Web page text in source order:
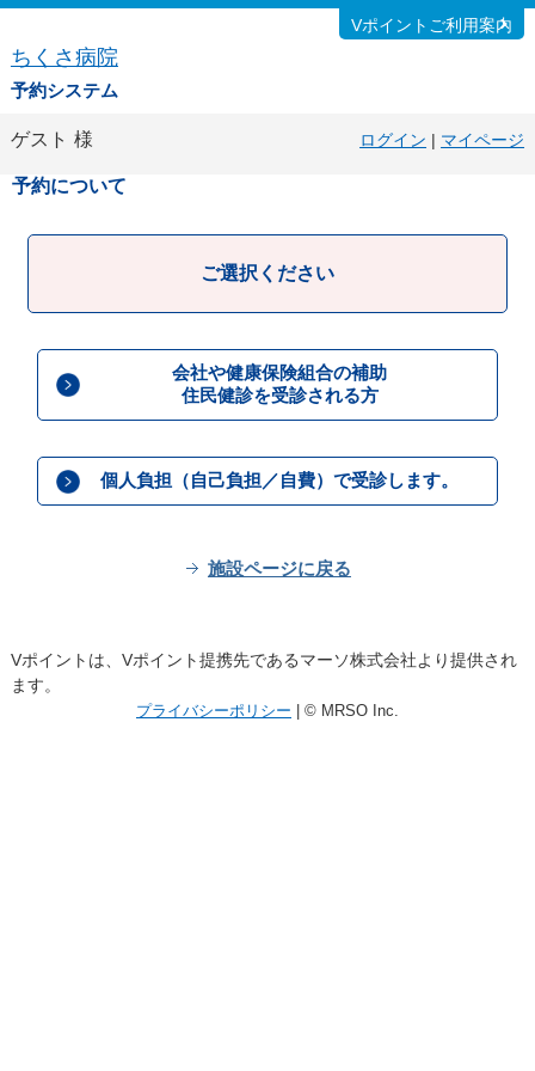
ちくさ病院
予約システム
Vポイントご利用案内
ゲスト 様 ログイン | マイページ
予約について
ご選択ください
会社や健康保険組合の補助
住民健診を受診される方
個人負担（自己負担／自費）で受診します。
施設ページに戻る
Vポイントは、Vポイント提携先であるマーソ株式会社より提供され
ます。
プライバシーポリシー | © MRSO Inc.